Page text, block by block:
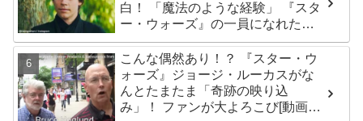
白！ 「魔法のような経験」 『スタ
ー・ウォーズ』の一員になれたこ
とによろこび爆発
こんな偶然あり！？ 『スター・ウ
ォーズ』ジョージ・ルーカスがな
んとたまたま「奇跡の映り込
み」！ ファンが大よろこび[動画あ